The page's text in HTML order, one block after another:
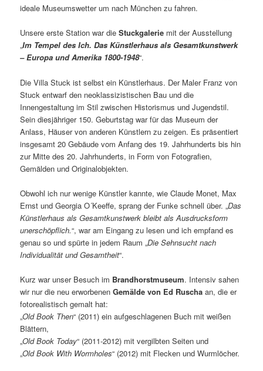
ideale Museumswetter um nach München zu fahren.
Unsere erste Station war dieStuckgalerie mit der Ausstellung
„Im Tempel des Ich. Das Künstlerhaus als Gesamtkunstwerk
– Europa und Amerika 1800-1948“.
Die Villa Stuck ist selbst ein Künstlerhaus. Der Maler Franz von
Stuck entwarf den neoklassizistischen Bau und die
Innengestaltung im Stil zwischen Historismus und Jugendstil.
Sein diesjähriger 150. Geburtstag war für das Museum der
Anlass, Häuser von anderen Künstlern zu zeigen. Es präsentiert
insgesamt 20 Gebäude vom Anfang des 19. Jahrhunderts bis hin
zur Mitte des 20. Jahrhunderts, in Form von Fotografien,
Gemälden und Originalobjekten.
Obwohl ich nur wenige Künstler kannte, wie Claude Monet, Max
Ernst und Georgia O´Keeffe, sprang der Funke schnell über. „Das
Künstlerhaus als Gesamtkunstwerk bleibt als Ausdrucksform
unerschöpflich.“, war am Eingang zu lesen und ich empfand es
genau so und spürte in jedem Raum „Die Sehnsucht nach
Individualität und Gesamtheit“.
Kurz war unser Besuch im Brandhorstmuseum. Intensiv sahen
wir nur die neu erworbenenGemälde von Ed Ruscha an, die er
fotorealistisch gemalt hat:
„Old Book Then“ (2011) ein aufgeschlagenen Buch mit weißen
Blättern,
„Old Book Today“ (2011-2012) mit vergilbten Seiten und
„Old Book With Wormholes“ (2012) mit Flecken und Wurmlöcher.